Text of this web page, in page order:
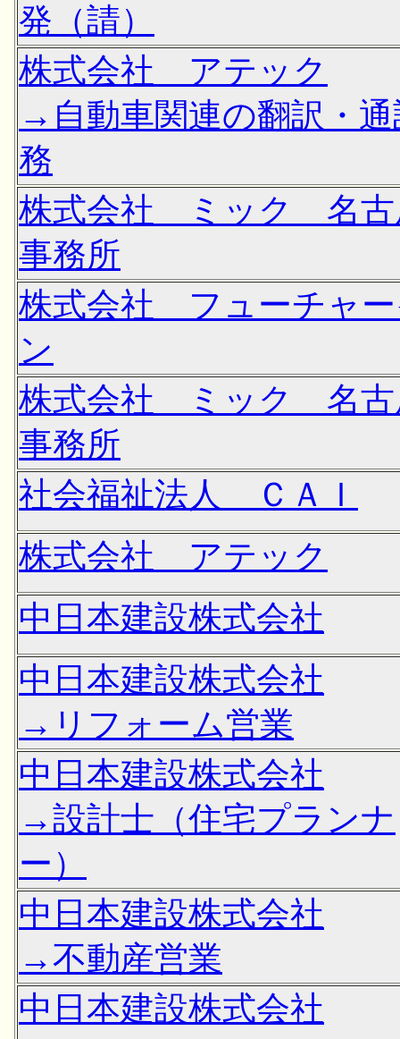
発（請）
株式会社 アテック
→自動車関連の翻訳・通
務
株式会社 ミック 名古
事務所
株式会社 フューチャ
ン
株式会社 ミック 名古
事務所
社会福祉法人 ＣＡＩ
株式会社 アテック
中日本建設株式会社
中日本建設株式会社
→リフォーム営業
中日本建設株式会社
→設計士（住宅プランナ
ー）
中日本建設株式会社
→不動産営業
中日本建設株式会社